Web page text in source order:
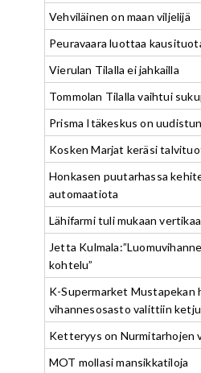
Vehviläinen on maan viljelijä
Peuravaara luottaa
Vierulan Tilalla ei jahkailla
Tommolan Tilalla vaihtui
Prisma Itäkeskus on
Kosken Marjat keräsi
Honkasen puutarhassa
automaatiota
Lähifarmi tuli mukaan
Jetta
kohtelu”
K-Supermarket Mustapekan
vihannesosasto valittiin
Ketteryys on Nurmitarhojen
MOT mollasi mansikkatiloja